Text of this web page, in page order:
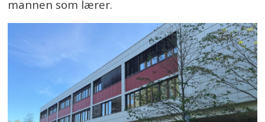
mannen som lærer.